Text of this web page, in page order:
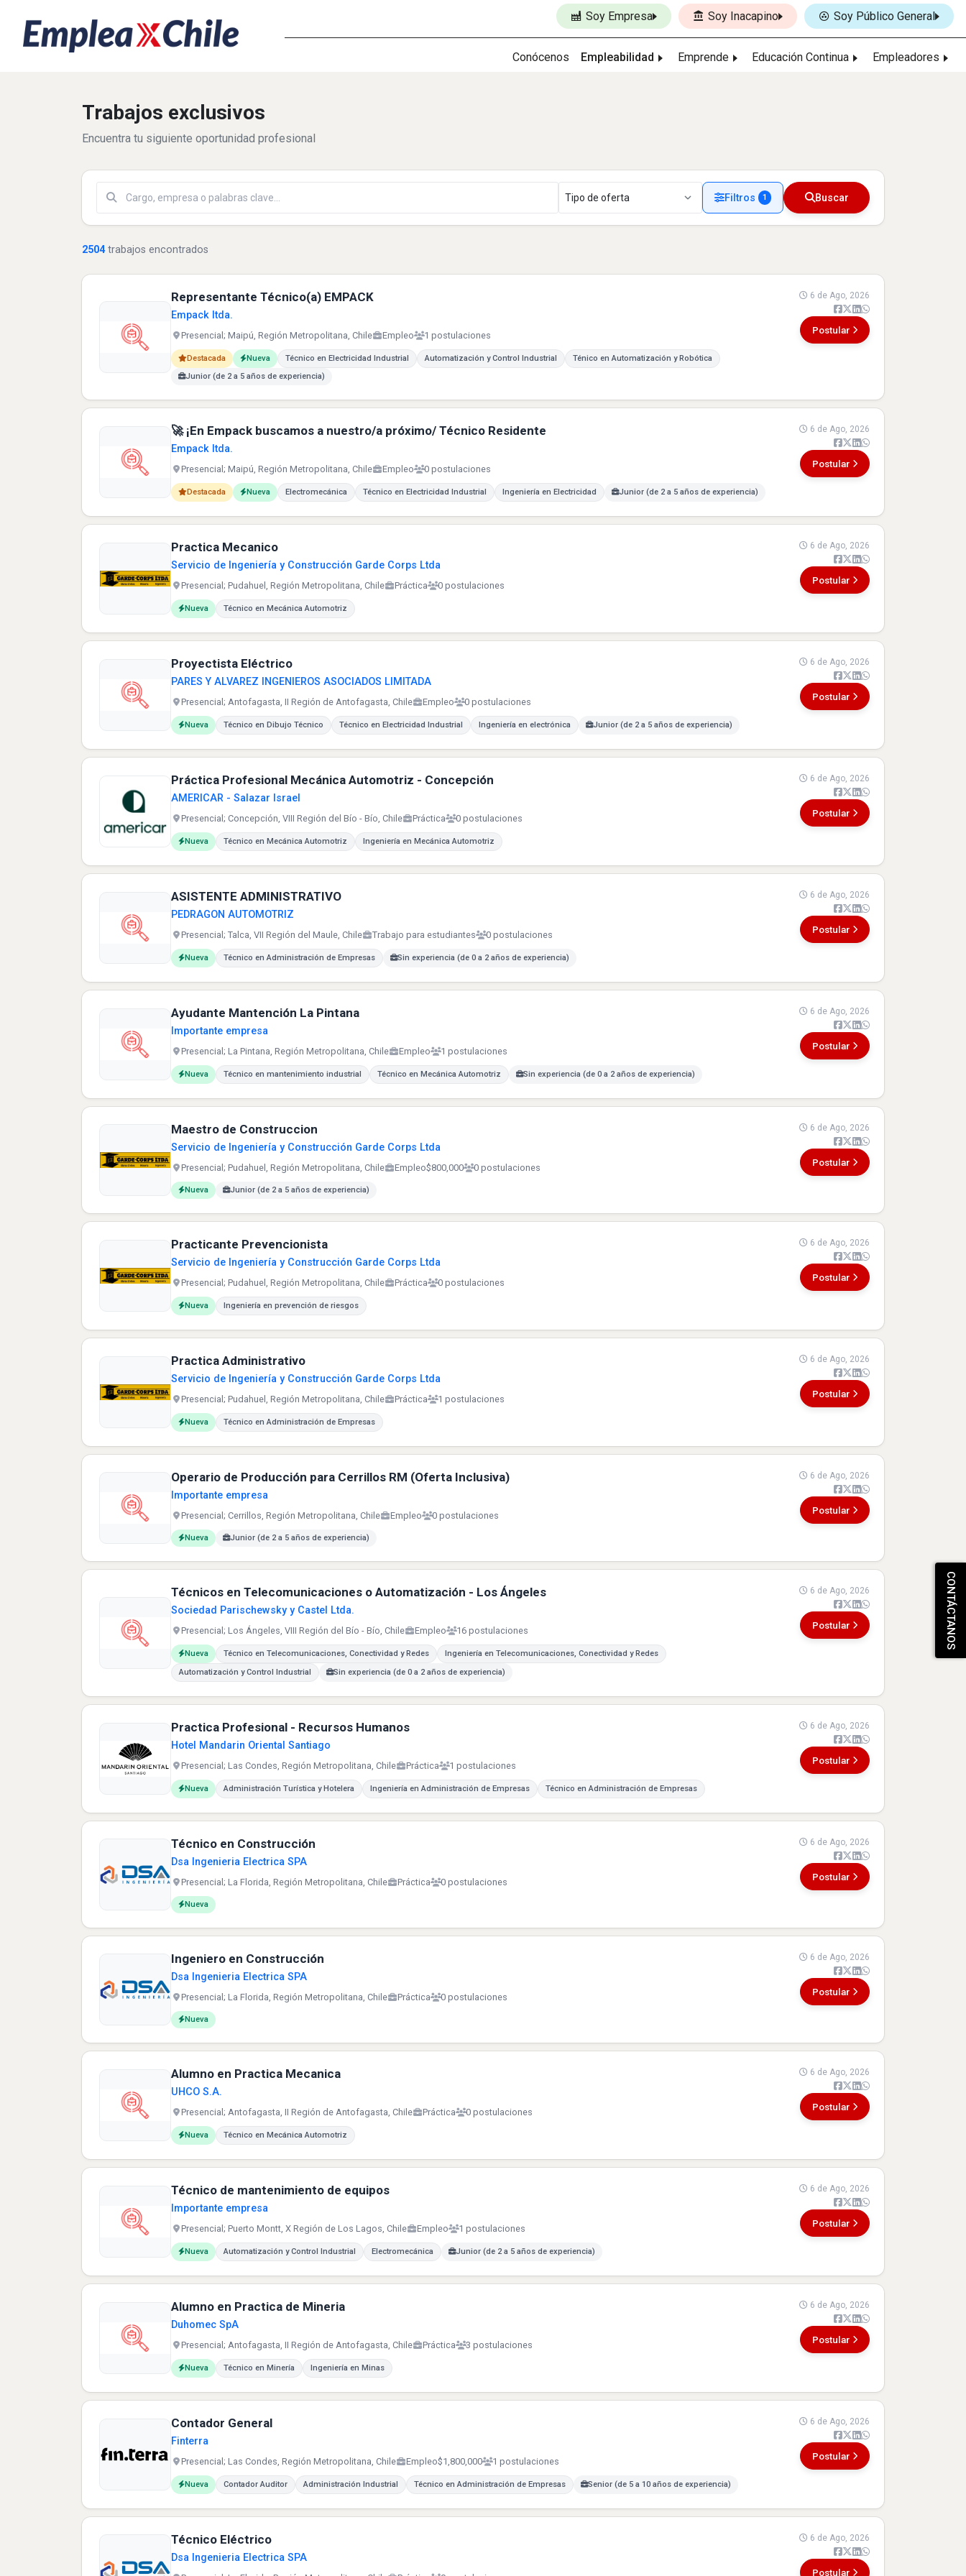
Soy Empresa Soy Inacapino Soy Público General
Conócenos Empleabilidad Emprende Educación Continua Empleadores
Trabajos exclusivos
Encuentra tu siguiente oportunidad profesional
Filtros 1 Buscar
2504trabajos encontrados
Representante Técnico(a) EMPACK
Empack ltda.
Presencial; Maipú, Región Metropolitana, Chile Empleo 1 postulaciones
Destacada Nueva
Carreras buscadas: Técnico en Electricidad Industrial Automatización y Control Industrial
Ténico en Automatización y Robótica
Junior (de 2 a 5 años de experiencia)
6 de Ago, 2026
Postular
🚀 ¡En Empack buscamos a nuestro/a próximo/ Técnico Residente
Empack ltda.
Presencial; Maipú, Región Metropolitana, Chile Empleo 0 postulaciones
Destacada Nueva
Carreras buscadas: Electromecánica Técnico en Electricidad Industrial Ingeniería en Electricidad Junior (de 2 a 5 años de experiencia)
6 de Ago, 2026
Postular
Practica Mecanico
Servicio de Ingeniería y Construcción Garde Corps Ltda
Presencial; Pudahuel, Región Metropolitana, Chile Práctica 0 postulaciones
Nueva
Carreras buscadas:Técnico en Mecánica Automotriz
6 de Ago, 2026
Postular
Proyectista Eléctrico
PARES Y ALVAREZ INGENIEROS ASOCIADOS LIMITADA
Presencial; Antofagasta, II Región de Antofagasta, Chile Empleo 0 postulaciones
Nueva
Carreras buscadas:Técnico en Dibujo Técnico Técnico en Electricidad Industrial Ingeniería en electrónica Junior (de 2 a 5 años de experiencia)
6 de Ago, 2026
Postular
Práctica Profesional Mecánica Automotriz - Concepción
AMERICAR - Salazar Israel
Presencial; Concepción, VIII Región del Bío - Bío, Chile Práctica 0 postulaciones
Nueva
Carreras buscadas:Técnico en Mecánica Automotriz Ingeniería en Mecánica Automotriz
6 de Ago, 2026
Postular
ASISTENTE ADMINISTRATIVO
PEDRAGON AUTOMOTRIZ
Presencial; Talca, VII Región del Maule, Chile Trabajo para estudiantes 0 postulaciones
Nueva
Carreras buscadas:Técnico en Administración de Empresas Sin experiencia (de 0 a 2 años de experiencia)
6 de Ago, 2026
Postular
Ayudante Mantención La Pintana
Importante empresa
Presencial; La Pintana, Región Metropolitana, Chile Empleo 1 postulaciones
Nueva
Carreras buscadas:Técnico en mantenimiento industrial Técnico en Mecánica Automotriz Sin experiencia (de 0 a 2 años de experiencia)
6 de Ago, 2026
Postular
Maestro de Construccion
Servicio de Ingeniería y Construcción Garde Corps Ltda
Presencial; Pudahuel, Región Metropolitana, Chile Empleo$800,000 0 postulaciones
Nueva
Carreras buscadas:Junior (de 2 a 5 años de experiencia)
6 de Ago, 2026
Postular
Practicante Prevencionista
Servicio de Ingeniería y Construcción Garde Corps Ltda
Presencial; Pudahuel, Región Metropolitana, Chile Práctica 0 postulaciones
Nueva
Carreras buscadas:Ingeniería en prevención de riesgos
6 de Ago, 2026
Postular
Practica Administrativo
Servicio de Ingeniería y Construcción Garde Corps Ltda
Presencial; Pudahuel, Región Metropolitana, Chile Práctica 1 postulaciones
Nueva
Carreras buscadas:Técnico en Administración de Empresas
6 de Ago, 2026
Postular
Operario de Producción para Cerrillos RM (Oferta Inclusiva)
Importante empresa
Presencial; Cerrillos, Región Metropolitana, Chile Empleo 0 postulaciones
Nueva
Carreras buscadas:Junior (de 2 a 5 años de experiencia)
6 de Ago, 2026
Postular
Técnicos en Telecomunicaciones o Automatización - Los Ángeles
Sociedad Parischewsky y Castel Ltda.
Presencial; Los Ángeles, VIII Región del Bío - Bío, Chile Empleo 16 postulaciones
Nueva
Carreras buscadas:Técnico en Telecomunicaciones, Conectividad y Redes
Ingeniería en Telecomunicaciones, Conectividad y Redes
Automatización y Control Industrial
Sin experiencia (de 0 a 2 años de experiencia)
6 de Ago, 2026
Postular
Practica Profesional - Recursos Humanos
Hotel Mandarin Oriental Santiago
Presencial; Las Condes, Región Metropolitana, Chile Práctica 1 postulaciones
Nueva
Carreras buscadas:Administración Turística y Hotelera Ingeniería en Administración de Empresas Técnico en Administración de Empresas
6 de Ago, 2026
Postular
Técnico en Construcción
Dsa Ingenieria Electrica SPA
Presencial; La Florida, Región Metropolitana, Chile Práctica 0 postulaciones
Nueva
Carreras buscadas:
6 de Ago, 2026
Postular
Ingeniero en Construcción
Dsa Ingenieria Electrica SPA
Presencial; La Florida, Región Metropolitana, Chile Práctica 0 postulaciones
Nueva
Carreras buscadas:
6 de Ago, 2026
Postular
Alumno en Practica Mecanica
UHCO S.A.
Presencial; Antofagasta, II Región de Antofagasta, Chile Práctica 0 postulaciones
Nueva
Carreras buscadas:Técnico en Mecánica Automotriz
6 de Ago, 2026
Postular
Técnico de mantenimiento de equipos
Importante empresa
Presencial; Puerto Montt, X Región de Los Lagos, Chile Empleo 1 postulaciones
Nueva
Carreras buscadas:Automatización y Control Industrial Electromecánica Junior (de 2 a 5 años de experiencia)
6 de Ago, 2026
Postular
Alumno en Practica de Mineria
Duhomec SpA
Presencial; Antofagasta, II Región de Antofagasta, Chile Práctica 3 postulaciones
Nueva
Carreras buscadas:Técnico en Minería Ingeniería en Minas
6 de Ago, 2026
Postular
Contador General
Finterra
Presencial; Las Condes, Región Metropolitana, Chile Empleo$1,800,000 1 postulaciones
Nueva
Carreras buscadas:Contador Auditor Administración Industrial Técnico en Administración de Empresas Senior (de 5 a 10 años de experiencia)
6 de Ago, 2026
Postular
Técnico Eléctrico
Dsa Ingenieria Electrica SPA
6 de Ago, 2026
Postular
CONTÁCTANOS